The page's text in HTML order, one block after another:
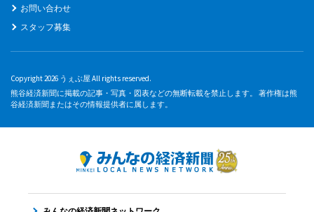
お問い合わせ
スタッフ募集
Copyright 2026 うぇぶ屋 All rights reserved.
熊谷経済新聞に掲載の記事・写真・図表などの無断転載を禁止します。 著作権は熊
谷経済新聞またはその情報提供者に属します。